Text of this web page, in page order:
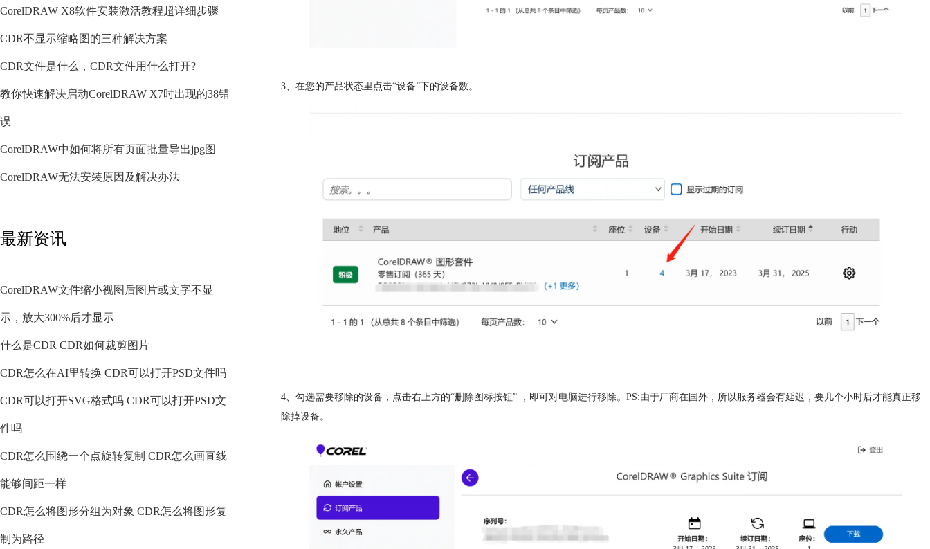
CorelDRAW X8软件安装激活教程超详细步骤
CDR不显示缩略图的三种解决方案
CDR文件是什么，CDR文件用什么打开?
教你快速解决启动CorelDRAW X7时出现的38错
误
CorelDRAW中如何将所有页面批量导出jpg图
CorelDRAW无法安装原因及解决办法
最新资讯
CorelDRAW文件缩小视图后图片或文字不显
示，放大300%后才显示
什么是CDR CDR如何裁剪图片
CDR怎么在AI里转换 CDR可以打开PSD文件吗
CDR可以打开SVG格式吗 CDR可以打开PSD文
件吗
CDR怎么围绕一个点旋转复制 CDR怎么画直线
能够间距一样
CDR怎么将图形分组为对象 CDR怎么将图形复
制为路径
3、在您的产品状态里点击“设备”下的设备数。
4、勾选需要移除的设备，点击右上方的“删除图标按钮” ，即可对电脑进行移除。PS:由于厂商在国外，所以服务器会有延迟，要几个小时后才能真正移
除掉设备。